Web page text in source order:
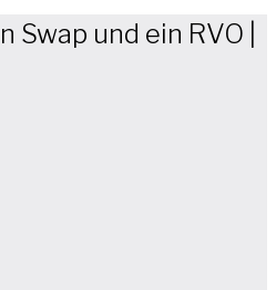
Swap und ein RVO |